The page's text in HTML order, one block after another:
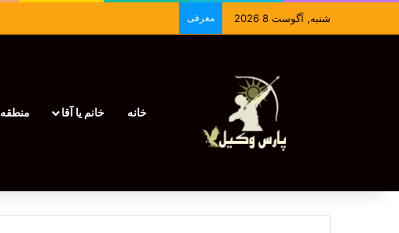
شنبه, آگوست 8 2026 معرفی
خانه خانم یا آقا منطقه